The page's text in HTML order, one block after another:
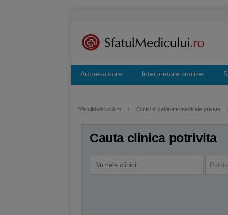
Autoevaluare Interpretare analize
SfatulMedicului.ro › Clinici si cabinete medicale private
Cauta clinica potrivita